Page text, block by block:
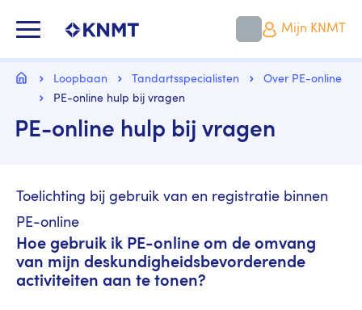
naar
gaan
Mijn KNMT
Kruimelpad
HomeLoopbaan Tandartsspecialisten
Over PE-online
PE-online hulp bij vragen
PE-online hulp bij vragen
Toelichting bij gebruik van en registratie binnen
PE-online
Hoe gebruik ik PE-online om de omvang
van mijn deskundigheidsbevorderende
activiteiten aan te tonen?